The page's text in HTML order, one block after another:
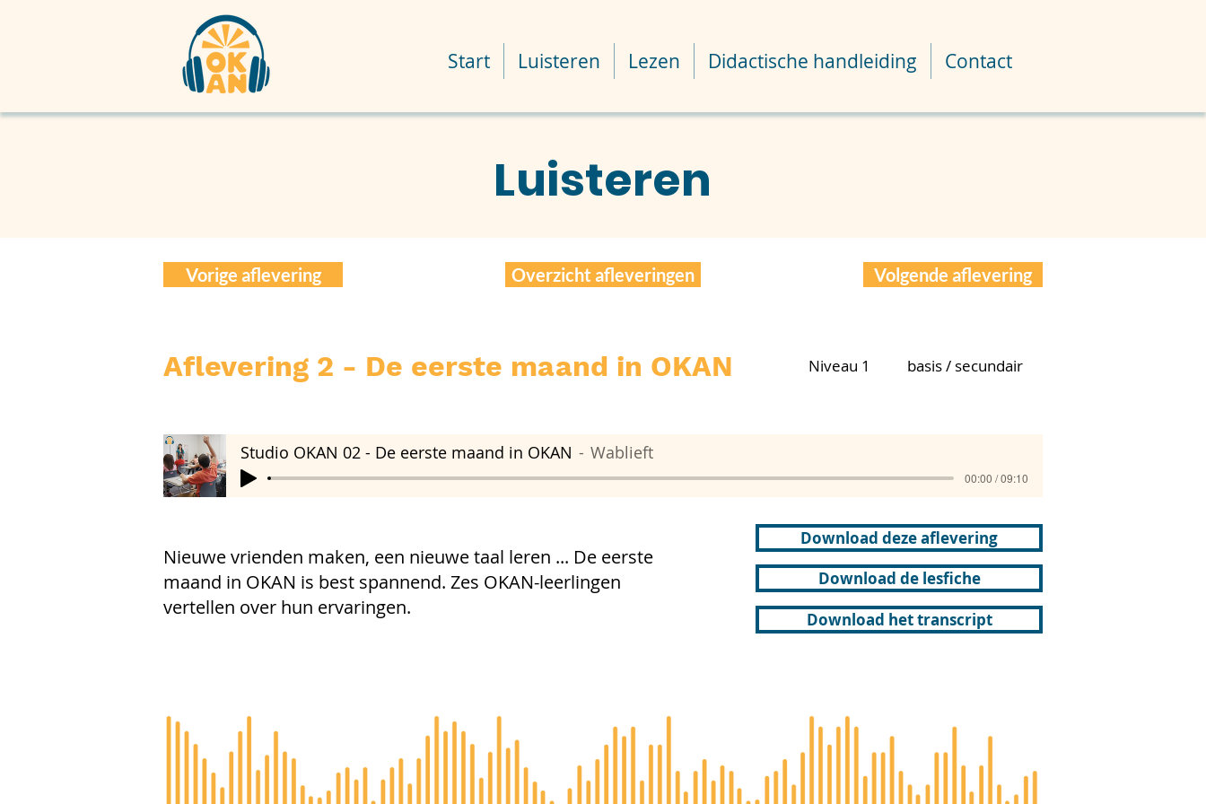
Start Luisteren Lezen Didactische handleiding Contact
Luisteren
Vorige aflevering Volgende aflevering
Overzicht afleveringen
Aflevering 2 - De eerste maand in OKAN Niveau 1 basis / secundair
Studio OKAN 02 - De eerste maand in OKAN Wablieft
00:00 / 09:10
Nieuwe vrienden maken, een nieuwe taal leren ... De eerste
maand in OKAN is best spannend. Zes OKAN-leerlingen
vertellen over hun ervaringen.
Download deze aflevering
Download de lesfiche
Download het transcript